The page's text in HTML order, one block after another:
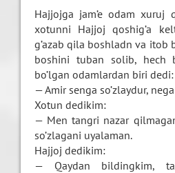
Hajjojga jam’e odam xuruj
xotunni Hajjoj qoshig’a
g’azab qila boshladn va itob
boshini tuban solib, hech
bo’lgan odamlardan biri dedi:
— Amir senga so’zlaydur,
Xotun dedikim:
— Men tangri nazar
so’zlagani uyalaman.
Hajjoj dedikim:
— Qaydan bildingkim,